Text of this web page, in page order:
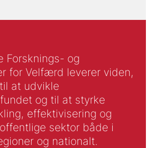
Forsknings- og
for Velfærd leverer viden,
at udvikle
og til at styrke
effektivisering og
sektor både i
og nationalt.